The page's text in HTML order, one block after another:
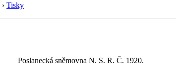
› Tisky
Poslanecká sněmovna N. S. R. Č. 1920.